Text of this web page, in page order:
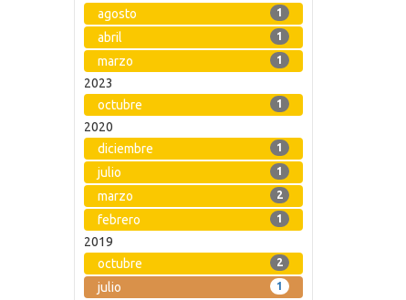
agosto
1
abril 1
marzo 1
2023
octubre
1
2020
diciembre
1
julio 1
marzo 2
febrero 1
2019
octubre
2
julio 1